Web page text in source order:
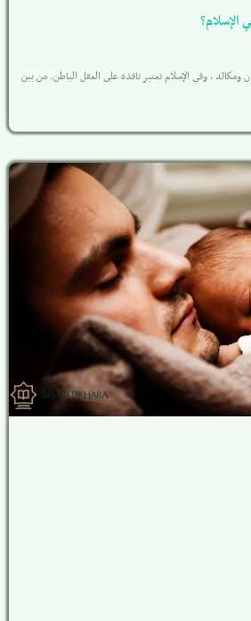
الإسلام؟
ومكائد ، وفي الإسلام تعتبر نافذة على العقل الباطن. من بين